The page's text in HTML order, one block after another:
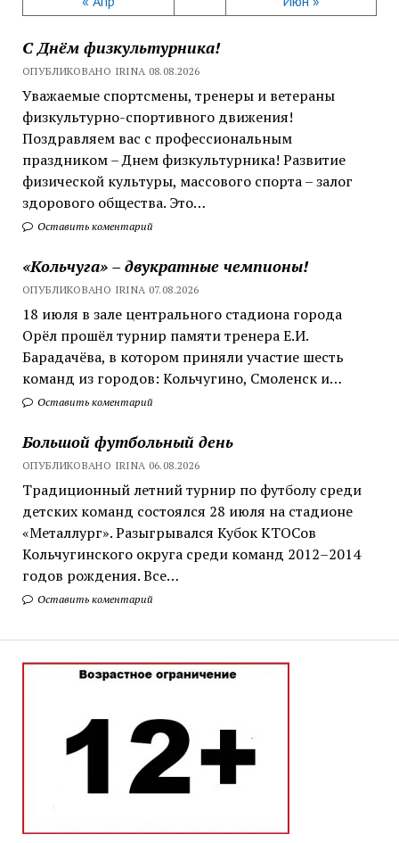
С Днём физкультурника!
ОПУБЛИКОВАНО IRINA 08.08.2026
Уважаемые спортсмены, тренеры и ветераны
физкультурно-спортивного движения!
Поздравляем вас с профессиональным
праздником – Днем физкультурника! Развитие
физической культуры, массового спорта – залог
здорового общества. Это…
Оставить коментарий
«Кольчуга» – двукратные чемпионы!
ОПУБЛИКОВАНО IRINA 07.08.2026
18 июля в зале центрального стадиона города
Орёл прошёл турнир памяти тренера Е.И.
Барадачёва, в котором приняли участие шесть
команд из городов: Кольчугино, Смоленск и…
Оставить коментарий
Большой футбольный день
ОПУБЛИКОВАНО IRINA 06.08.2026
Традиционный летний турнир по футболу среди
детских команд состоялся 28 июля на стадионе
«Металлург». Разыгрывался Кубок КТОСов
Кольчугинского округа среди команд 2012–2014
годов рождения. Все…
Оставить коментарий